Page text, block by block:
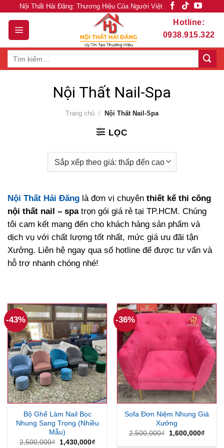
content
Nội Thất Hải Đăng: Thương Hiệu Của Người Việt
Hotline:
0938.915.322
Nội Thất Nail-Spa
Trang chủ / Nội Thất Nail-Spa
LỌC
Nội Thất Hải Đăng là đơn vị chuyên thiết kế thi công
nội thất nail – spatrọn gói giá rẻ tại TP.HCM. Chúng
tôi cam kết mang đến cho khách hàng sản phẩm và
dịch vụ với chất lượng tốt nhất, mức giá ưu đãi tận
Xưởng. Liên hệ ngay qua số hotline để được tư vấn và
hỗ trợ nhanh chóng nhé!
-43%
Bộ Ghế Làm Nail Bọc
Nhung Sang Trọng (Nhiều
Mẫu)
2,500,000₫
Giá
1,430,000₫Giá
-36%
Sofa Đơn Niệm Nhung Giá
Xưởng
2,500,000₫
Giá
1,600,000₫Giá